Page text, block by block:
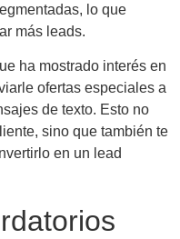
lo que
más leads.
ha mostrado interés en
ofertas especiales a
de texto. Esto no
sino que también te
en un lead